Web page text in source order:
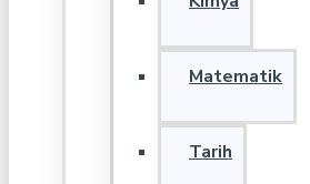
Matematik
Tarih